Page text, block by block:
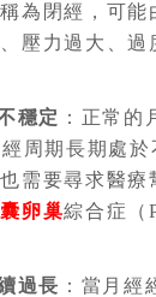
為閉經，可能
壓力過大、過
穩定 ：正常的
周期長期處於
需要尋求醫療
卵巢綜合症（
過長 ：當月經